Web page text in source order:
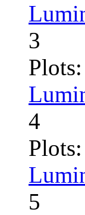
3
Plots:
4
Plots:
5